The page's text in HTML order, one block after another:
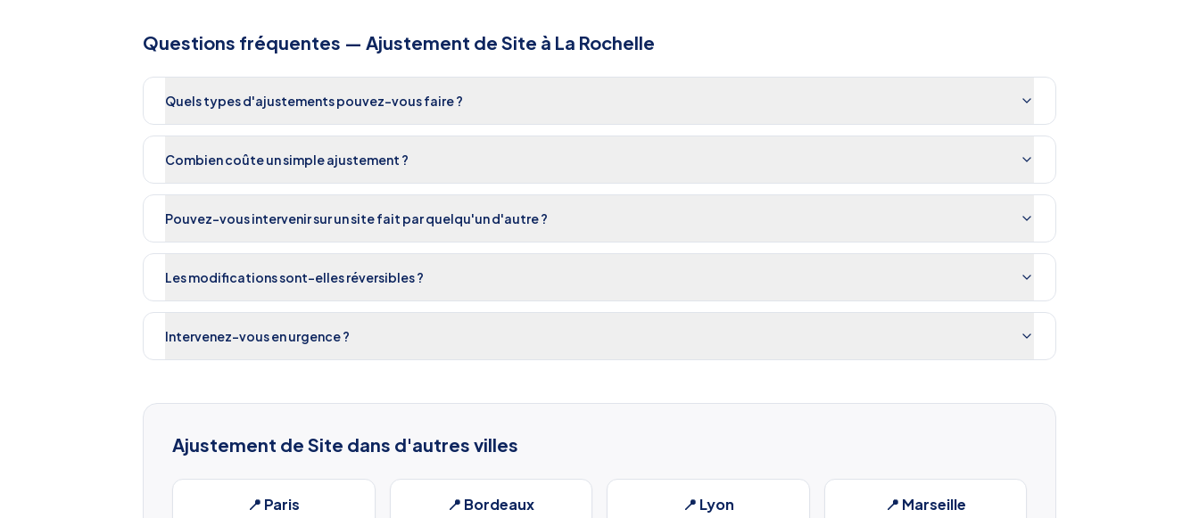
Questions fréquentes — Ajustement de Site à La Rochelle
Quels types d'ajustements pouvez-vous faire ?
Combien coûte un simple ajustement ?
Pouvez-vous intervenir sur un site fait par quelqu'un d'autre ?
Les modifications sont-elles réversibles ?
Intervenez-vous en urgence ?
Ajustement de Site dans d'autres villes
📍 Paris 📍 Bordeaux 📍 Lyon 📍 Marseille